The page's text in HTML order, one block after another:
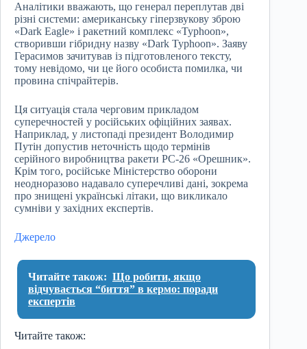
Аналітики вважають, що генерал переплутав дві
різні системи: американську гіперзвукову зброю
«Dark Eagle» і ракетний комплекс «Typhoon»,
створивши гібридну назву «Dark Typhoon». Заяву
Герасимов зачитував із підготовленого тексту,
тому невідомо, чи це його особиста помилка, чи
провина спічрайтерів.
Ця ситуація стала черговим прикладом
суперечностей у російських офіційних заявах.
Наприклад, у листопаді президент Володимир
Путін допустив неточність щодо термінів
серійного виробництва ракети РС-26 «Орешник».
Крім того, російське Міністерство оборони
неодноразово надавало суперечливі дані, зокрема
про знищені українські літаки, що викликало
сумніви у західних експертів.
Джерело
Читайте також: Що робити, якщо
відчувається “биття” в кермо: поради
експертів
Читайте також: